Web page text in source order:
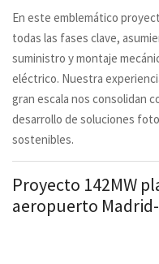
En este emblemático
todas las fases clave,
suministro y montaje
eléctrico. Nuestra
gran escala nos consolidan
desarrollo de soluciones
sostenibles.
Proyecto 142MW
aeropuerto